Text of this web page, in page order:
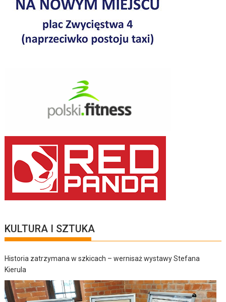
KULTURA I SZTUKA
Historia zatrzymana w szkicach – wernisaż wystawy Stefana
Kierula